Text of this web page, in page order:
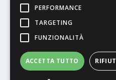
© Stratego
per chi
Connection, i
Partita IVA
PERFORMANCE
TARGETING
FUNZIONALITÀ
ACCETTA TUTTO